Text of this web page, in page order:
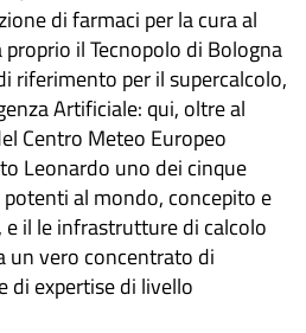
di farmaci per la cura al
il Tecnopolo di Bologna
riferimento per il supercalcolo,
Artificiale: qui, oltre al
Centro Meteo Europeo
Leonardo uno dei cinque
al mondo, concepito e
e il le infrastrutture di calcolo
un vero concentrato di
di expertise di livello